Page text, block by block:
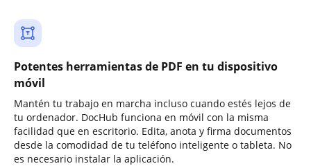
Potentes herramientas de PDF en tu dispositivo
móvil
Mantén tu trabajo en marcha incluso cuando estés lejos de
tu ordenador. DocHub funciona en móvil con la misma
facilidad que en escritorio. Edita, anota y firma documentos
desde la comodidad de tu teléfono inteligente o tableta. No
es necesario instalar la aplicación.